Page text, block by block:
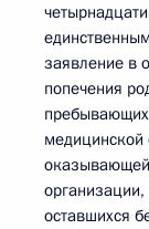
заявление в
попечения
пребывающих
медицинской
оказывающей
организации,
оставшихся